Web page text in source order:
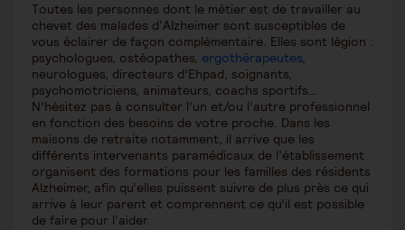
Toutes les personnes dont le métier est de travailler au
chevet des malades d‘Alzheimer sont susceptibles de
vous éclairer de façon complémentaire. Elles sont légion :
psychologues, ostéopathes, ergothérapeutes,
neurologues, directeurs d’Ehpad, soignants,
psychomotriciens, animateurs, coachs sportifs…
N’hésitez pas à consulter l’un et/ou l’autre professionnel
en fonction des besoins de votre proche. Dans les
maisons de retraite notamment, il arrive que les
différents intervenants paramédicaux de l’établissement
organisent des formations pour les familles des résidents
Alzheimer, afin qu’elles puissent suivre de plus près ce qui
arrive à leur parent et comprennent ce qu’il est possible
de faire pour l’aider.